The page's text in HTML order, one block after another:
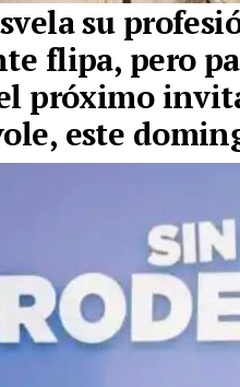
su
flipa, pero
próximo
este